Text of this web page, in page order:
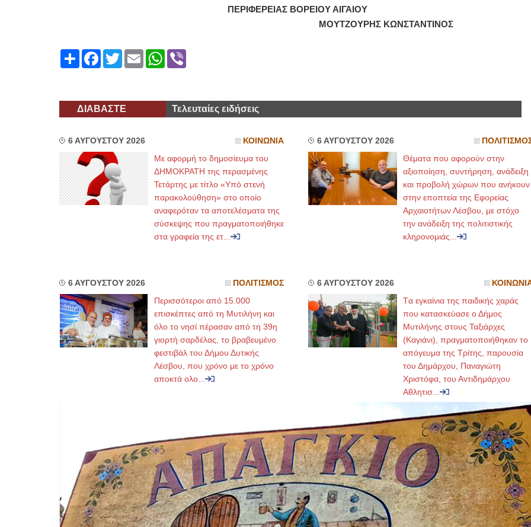
ΠΕΡΙΦΕΡΕΙΑΣ ΒΟΡΕΙΟΥ ΑΙΓΑΙΟΥ
ΜΟΥΤΖΟΥΡΗΣ ΚΩΝΣΤΑΝΤΙΝΟΣ
ShareFacebook
TwitterEmailWhatsApp
Viber
ΔΙΑΒΑΣΤΕ Τελευταίες ειδήσεις
6 ΑΥΓΟΥΣΤΟΥ 2026 ΚΟΙΝΩΝΙΑ
Με αφορμή το δημοσίευμα του
ΔΗΜΟΚΡΑΤΗ της περασμένης
Τετάρτης με τίτλο «Υπό στενή
παρακολούθηση» στο οποίο
αναφερόταν τα αποτελέσματα της
σύσκεψης που πραγματοποιήθηκε
στα γραφεία της ετ...
6 ΑΥΓΟΥΣΤΟΥ 2026
Θέματα που αφορούν στην
αξιοποίηση, συντήρηση, ανάδειξη
και προβολή χώρων που ανήκουν
στην εποπτεία της Εφορείας
Αρχαιοτήτων Λέσβου, με στόχο
την ανάδειξη της πολιτιστικής
κληρονομιάς...
6 ΑΥΓΟΥΣΤΟΥ 2026 ΠΟΛΙΤΙΣΜΟΣ
Περισσότεροι από 15.000
επισκέπτες από τη Μυτιλήνη και
όλο το νησί πέρασαν από τη 39η
γιορτή σαρδέλας, το βραβευμένο
φεστιβάλ του Δήμου Δυτικής
Λέσβου, που χρόνο με το χρόνο
αποκτά ολο...
6 ΑΥΓΟΥΣΤΟΥ 2026
Tα εγκαίνια της παιδικής χαράς
που κατασκεύασε ο Δήμος
Μυτιλήνης στους Ταξιάρχες
(Καγιάνι), πραγματοποιήθηκαν το
απόγευμα της Τρίτης, παρουσία
του Δημάρχου, Παναγιώτη
Χριστόφα, του Αντιδημάρχου
Αθλητισ...